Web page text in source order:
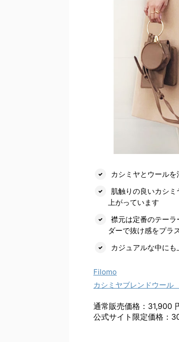
カシミヤとウール
肌触りの良いカシ
上がっています
襟元は定番のテー
ダーで抜け感をプラ
カジュアルな中に
Filomo
カシミヤブレンドウー
通常販売価格：31,900
公式サイト限定価格：